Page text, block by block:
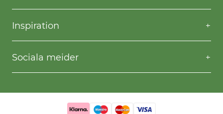
Kontakta oss
Frågor & svar
Frakt & returer
Köpvillkor
Inspiration
Willpower
Recept
Gå ner i vikt
Sociala meider
Facebook